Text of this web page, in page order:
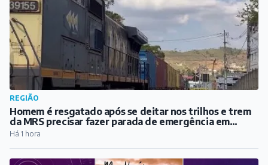
REGIÃO
Homem é resgatado após se deitar nos trilhos e trem
da MRS precisar fazer parada de emergência em
Santos Dumont
Há 1 hora